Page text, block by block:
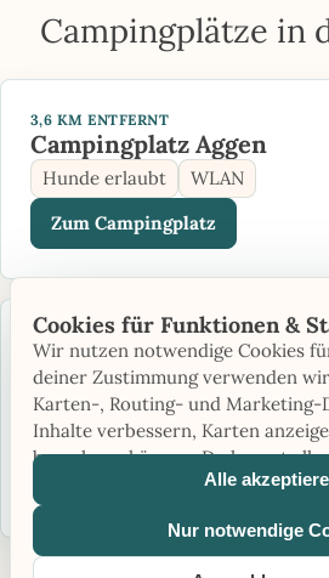
Cookies für Funktionen &
Wir nutzen notwendige Cookies
deiner Zustimmung verwenden
Karten-, Routing- und Marketing-
Inhalte verbessern, Karten
berechnen können. Du kannst
notwendige Cookies verwenden.
Alle
Nur notwendige
Campingplätze in
3,6 KM ENTFERNT
Campingplatz Aggen
Hunde erlaubt
WLAN
Zum Campingplatz
19,6 KM ENTFERNT
Lentemaheerd
Saison: Saisonbetrieb
Direkt
Hunde erlaubt
Zum Campingplatz
Alle Plätze in